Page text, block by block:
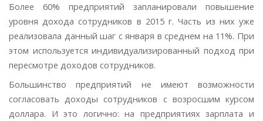
Более 60% предприятий запланировали повышение
уровня дохода сотрудников в 2015 г. Часть из них уже
реализовала данный шаг с января в среднем на 11%. При
этом используется индивидуализированный подход при
пересмотре доходов сотрудников.
Большинство предприятий не имеют возможности
согласовать доходы сотрудников с возросшим курсом
доллара. И это логично: на предприятиях зарплата и